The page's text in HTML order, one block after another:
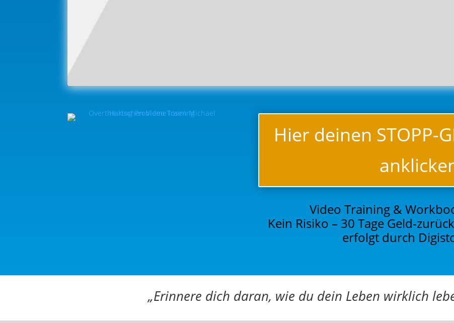
Hier deinen STOPP-
Video Training &
Kein Risiko – 30 Tage Geld-
erfolgt durch
„Erinnere dich daran, wie du dein Leben wirklich